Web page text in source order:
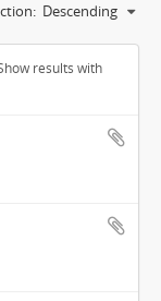
Descending
results with